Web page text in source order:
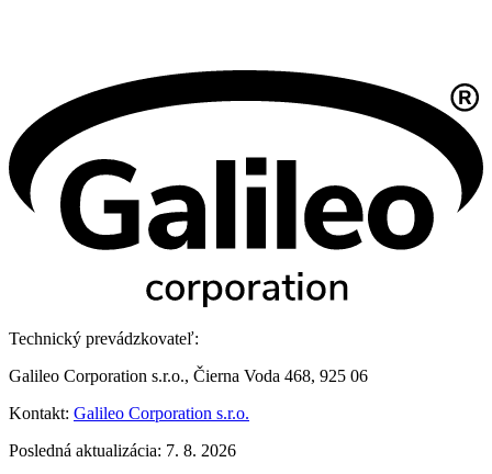
Technický prevádzkovateľ:
Galileo Corporation s.r.o., Čierna Voda 468, 925 06
Kontakt: Galileo Corporation s.r.o.
Posledná aktualizácia: 7. 8. 2026